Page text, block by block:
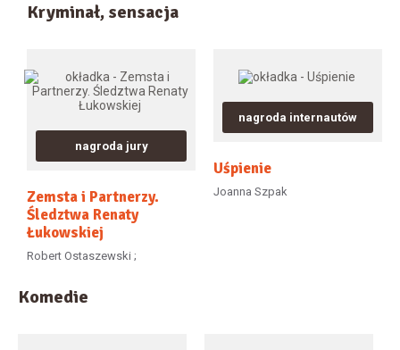
Kryminał, sensacja
nagroda jury
Zemsta i Partnerzy.
Śledztwa Renaty
Łukowskiej
Robert Ostaszewski ;
nagroda internautów
Uśpienie
Joanna Szpak
Komedie